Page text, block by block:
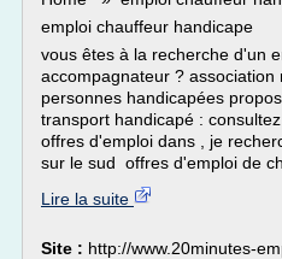
emploi chauffeur handicape
vous êtes à la recherche d'un
accompagnateur ?
personnes handicapées
transport handicapé :
offres d'emploi dans , je
sur le sud offres d'emploi de
Lire la suite
Site : http://www.20minutes-